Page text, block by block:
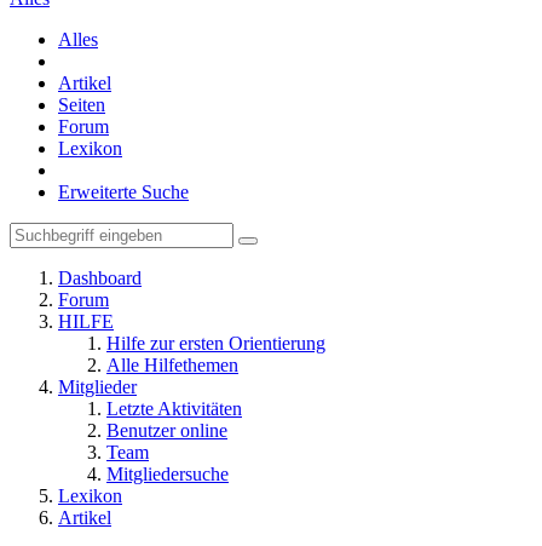
Alles
Artikel
Seiten
Forum
Lexikon
Erweiterte Suche
Dashboard
Forum
HILFE
Hilfe zur ersten Orientierung
Alle Hilfethemen
Mitglieder
Letzte Aktivitäten
Benutzer online
Team
Mitgliedersuche
Lexikon
Artikel